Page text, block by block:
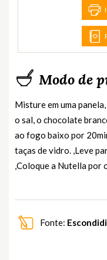
Modo de
Misture em uma
o sal, o chocolate
ao fogo baixo por
taças de vidro. ,Leve
,Coloque a Nutella por
Fonte: